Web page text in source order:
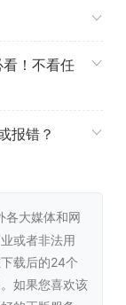
。
5局最佳。
者通过局域网
打，但不能在
！不看任
报错？
各大媒体和网
或者非法用
载后的24个
如果您喜欢该